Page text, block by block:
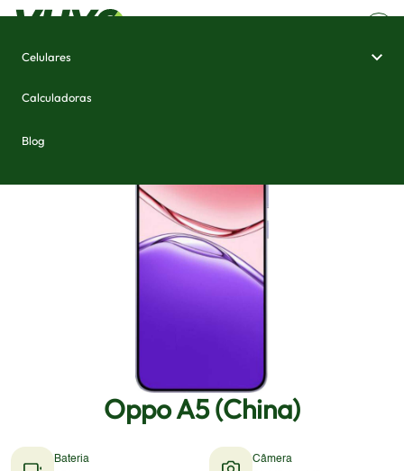
Celulares
Calculadoras
Blog
Oppo A5 (China)
Bateria
Câmera